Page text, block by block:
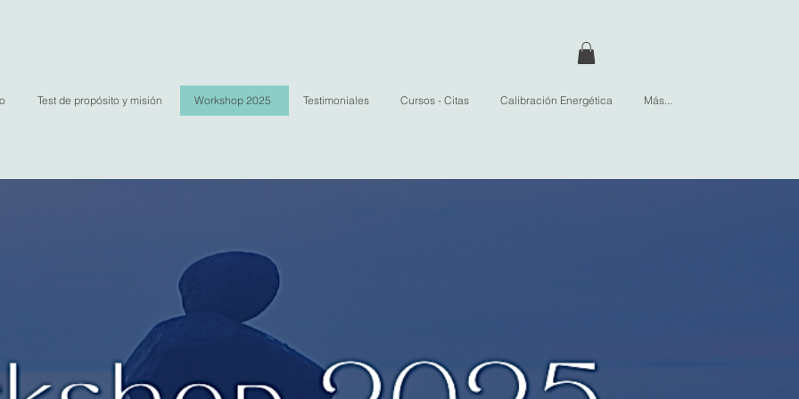
Test de propósito y misión Workshop 2025 Testimoniales Cursos - Citas Calibración Energética Más...